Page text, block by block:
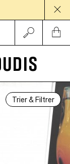
Trier & Filtrer